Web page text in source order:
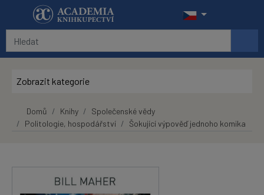
Přeskočit na hlavní obsah
Zobrazit kategorie
Domů Knihy
Společenské vědy
Politologie, hospodářství
Šokující výpověď jednoho komika